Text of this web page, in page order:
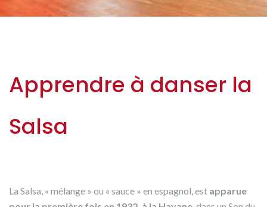
Apprendre à danser la
Salsa
La Salsa, « mélange » ou « sauce » en espagnol, est apparue